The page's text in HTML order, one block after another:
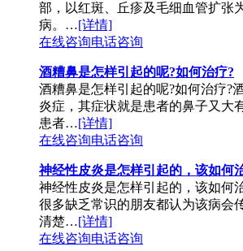
部，以红斑、丘疹及毛细血管扩张
病。…[详情]
在线咨询电话咨询
酒糟鼻是怎样引起的呢?如何治疗?
酒糟鼻是怎样引起的呢?如何治疗?
炎症，其症状就是患者的鼻子又大
患者…[详情]
在线咨询电话咨询
神经性皮炎是怎样引起的，该如何
神经性皮炎是怎样引起的，该如何
很多缺乏常识的朋友都认为该病会
清楚…[详情]
在线咨询电话咨询